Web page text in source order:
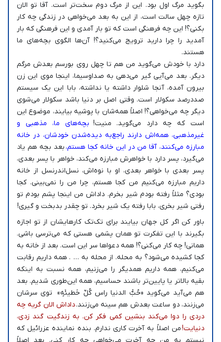
بگوید مرگ اول بود. این از مرگ دوم سخت‌تر است. آقا تو الان
تازه چهل سالت است، از این به بعد می‌خواهی در زندگی چه کار
بکنی؟! این چه فرهنگی است که تو بار آمدی و این فرهنگی که بار
آمدید را چرا دارید ترویج می‌کنید؟! آن‌ها الگوی بچه‌های ما
هستند.
دارد با خودش می‌گوید من هم تا چهل روی بورسم بعدش مرگم
دیگر. بعد می‌آیی گیر می‌دهی به صداوسیما، اینجا موی این زن
بیرون آمده، آنجا شلوار داشته یا نداشته، بابا این یک سیستم
صددرصد سکولار است. وقتی اصل بر دنیا باشد سکولار می‌شوی
دیگر چه می‌خواهی؟! اصلاً همه‌شان با پوشیه بیایند، موضوع این
است که چه دارد می‌گوید. منیت! بچه‌های ما، مذهبی و
غیرمذهبی، همه‌اش دارند راجع‌به دیده‌شدن خودشان، در خانه
مبارزه می‌کنند، آقا من در این خانه کجا هستم،بعد بچه هم یاد
می‌گیرد، پسر دارد با خواهرش مبارزه می‌کند، خواهر با پسر بعدی،
پسر بعدی با خواهر بعدی، او با نوه‌اش، نسل‌اندر‌نسل از خانه
داریم مبارزه می‌کنیم من کجا هستم، چرا من را نمی‌بینی. کجا
بودی؟ مثلاً رفته بودم شیر بخرم. داداش من اینجا پشم بودم تو
رفتی شیر بخری، بابا رفته یک شیر بخرد. تو چقدر بدبخت و گیری!
باور کن اگر کل جهان بیایند برای تک‌تک کارهایشان از تو اجازه
بگیرند با این تفکرت تو همان پشمی هستی که می‌ترسی باشی.
همانی! چه کار می‌کنی؟! همه دعواها سر این است. بعد از خانه به
کجا کشیده می‌شود؟ به محله. از محله به … . همه داریم رقابت
می‌کنیم، همه داریم همدیگر را می‌زنیم، همه نسبت به اینکه
بقیه بالاتر یا پایین‌تر باشند حساسیم، همه این‌طوری شدیم. بعد
هم می‌آید می‌گوید «حُبُّ الدنیا راس کُلِّ خَطیئَهٍ» توی سرشان
می‌زنند، دو ساعت بعدش هم سینه می‌زنند.داداش الان گریه چه
دردی را دوا می‌کند بنشین کمی فکر کن. به زندگیت گند زدی،
دنیایت!من اصلاً به آخرت کاری ندارم. بنده نماینده عزرائیل که